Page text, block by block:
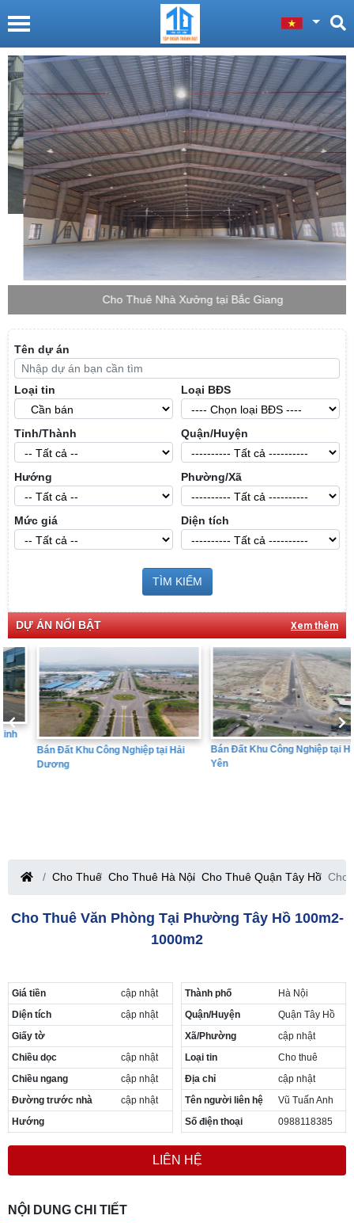
Cho Thuê Nhà Xưởng tại Bắc Giang
Tên dự án
Loại tin Loại BĐS
Tỉnh/Thành Quận/Huyện
Hướng Phường/Xã
Mức giá Diện tích
TÌM KIẾM
DỰ ÁN NỔI BẬT Xem thêm
Bán Đất Khu Công Nghiệp tại Hải
Dương
Bán Đất Khu Công Nghiệp tại Hưng
Cho Thuê Cho Thuê Hà Nội Cho Thuê Quận Tây Hồ Cho
Cho Thuê Văn Phòng Tại Phường Tây Hồ 100m2-
1000m2
Giá tiền
cập nhật
Diện tích
cập nhật
Giấy tờ
Chiều dọc
cập nhật
Chiều ngang
cập nhật
Đường trước nhà
cập nhật
Hướng
Thành phố
Hà Nội
Quận/Huyện
Quận Tây Hồ
Xã/Phường
cập nhật
Loại tin
Cho thuê
Địa chỉ
cập nhật
Tên người liên hệ
Vũ Tuấn Anh
Số điện thoại
0988118385
LIÊN HỆ
NỘI DUNG CHI TIẾT